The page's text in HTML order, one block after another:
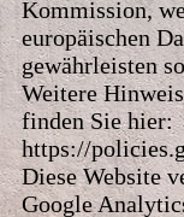
Kommission,
europäischen
gewährleisten
Weitere
finden Sie hier:
https://
Diese Website
Google